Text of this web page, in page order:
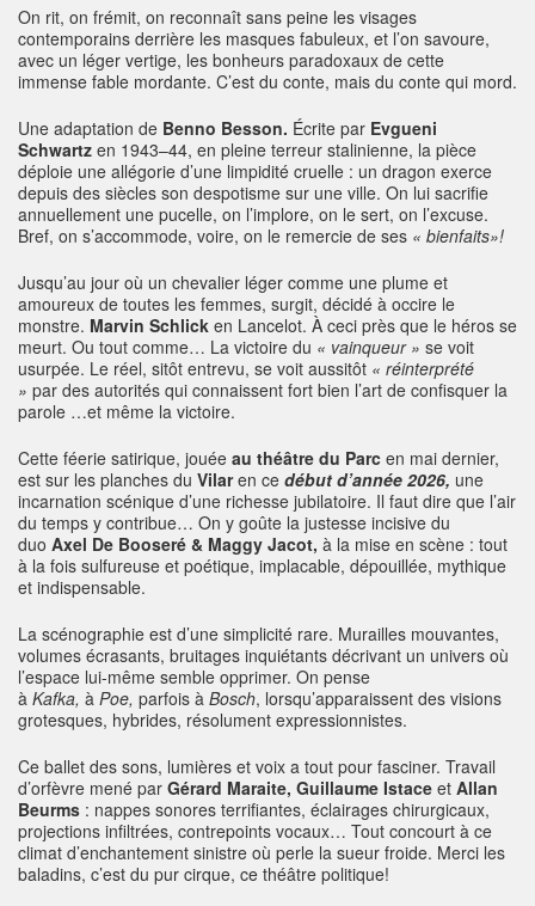
On rit, on frémit, on reconnaît sans peine les visages
contemporains derrière les masques fabuleux, et l’on savoure,
avec un léger vertige, les bonheurs paradoxaux de cette
immense fable mordante. C’est du conte, mais du conte qui mord.
Une adaptation de Benno Besson. Écrite par Evgueni
Schwartz en 1943–44, en pleine terreur stalinienne, la pièce
déploie une allégorie d’une limpidité cruelle : un dragon exerce
depuis des siècles son despotisme sur une ville. On lui sacrifie
annuellement une pucelle, on l’implore, on le sert, on l’excuse.
Bref, on s’accommode, voire, on le remercie de ses « bienfaits»!
Jusqu’au jour où un chevalier léger comme une plume et
amoureux de toutes les femmes, surgit, décidé à occire le
monstre. Marvin Schlick en Lancelot. À ceci près que le héros se
meurt. Ou tout comme… La victoire du « vainqueur » se voit
usurpée. Le réel, sitôt entrevu, se voit aussitôt « réinterprété
» par des autorités qui connaissent fort bien l’art de confisquer la
parole …et même la victoire.
Cette féerie satirique, jouée au théâtre du Parc en mai dernier,
est sur les planches du Vilaren ce début d’année 2026, une
incarnation scénique d’une richesse jubilatoire. Il faut dire que l’air
du temps y contribue… On y goûte la justesse incisive du
duo Axel De Booseré & Maggy Jacot, à la mise en scène : tout
à la fois sulfureuse et poétique, implacable, dépouillée, mythique
et indispensable.
La scénographie est d’une simplicité rare. Murailles mouvantes,
volumes écrasants, bruitages inquiétants décrivant un univers où
l’espace lui-même semble opprimer. On pense
à Kafka, à Poe, parfois à Bosch, lorsqu’apparaissent des visions
grotesques, hybrides, résolument expressionnistes.
Ce ballet des sons, lumières et voix a tout pour fasciner. Travail
d’orfèvre mené par Gérard Maraite, Guillaume Istace et Allan
Beurms : nappes sonores terrifiantes, éclairages chirurgicaux,
projections infiltrées, contrepoints vocaux… Tout concourt à ce
climat d’enchantement sinistre où perle la sueur froide. Merci les
baladins, c’est du pur cirque, ce théâtre politique!